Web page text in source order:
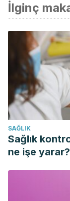
kabul edildi.
Bosch, A. (2004).
İlginç
SAĞLIK
Sağlık
ne işe yarar?